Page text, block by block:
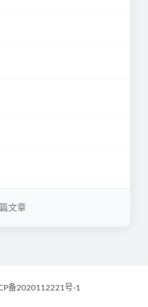
文章
备2020112221号-1